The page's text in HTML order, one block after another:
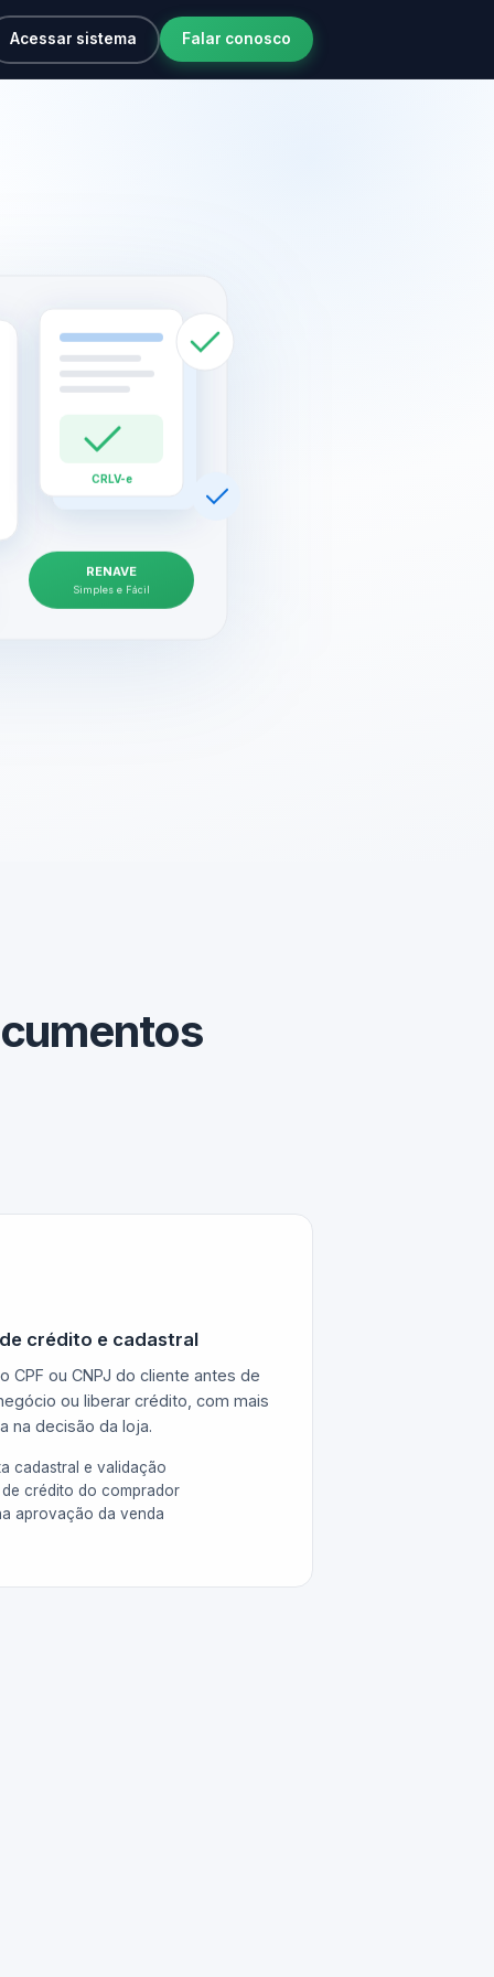
Acessar sistema Falar conosco
CRLV-e
RENAVE
Simples e Fácil
crédito e cadastral
CPF ou CNPJ do cliente antes de
ou liberar crédito, com mais
na decisão da loja.
cadastral e validação
de crédito do comprador
aprovação da venda